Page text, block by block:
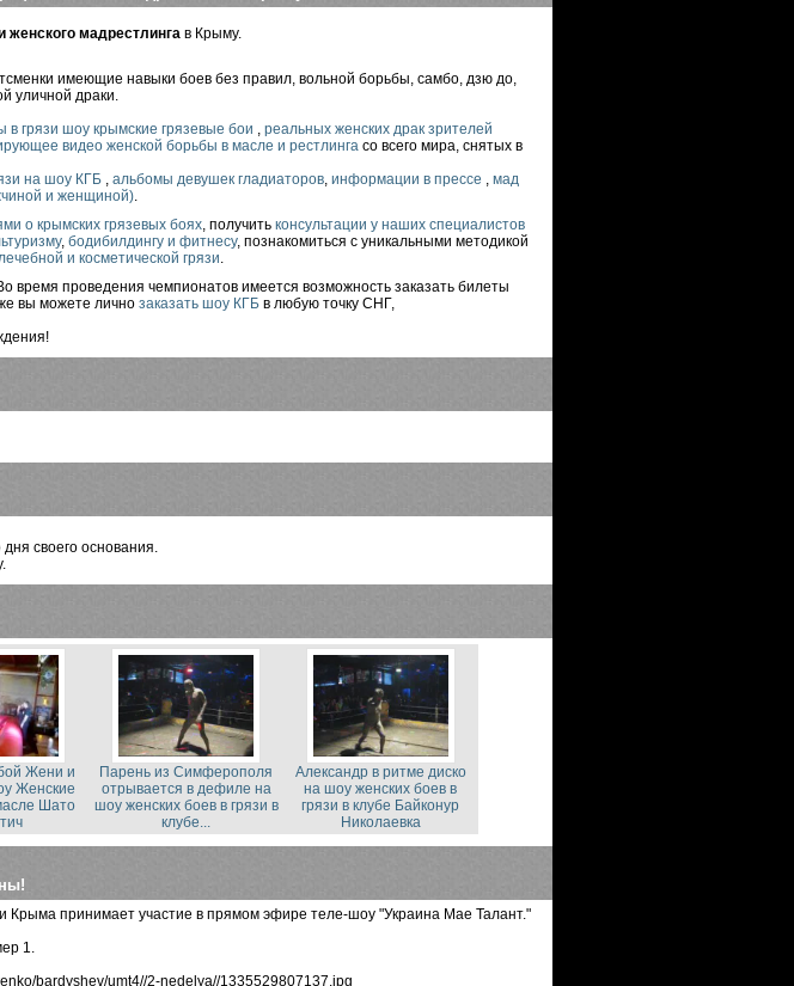
женского мадрестлинга в Крыму.
имеющие навыки боев без правил, вольной борьбы, самбо, дзю до,
уличной драки.
в грязи шоу крымские грязевые бои , реальных женских драк зрителей
видео женской борьбы в масле и рестлинга со всего мира, снятых в
на шоу КГБ , альбомы девушек гладиаторов, информации в прессе , мад
и женщиной).
о крымских грязевых боях, получить консультации у наших специалистов
, бодибилдингу и фитнесу, познакомиться с уникальными методикой
и косметической грязи.
время проведения чемпионатов имеется возможность заказать билеты
вы можете лично заказать шоу КГБ в любую точку СНГ,
своего основания.
Жени и
Женские
Шато
Парень из Симферополя
отрывается в дефиле на
шоу женских боев в грязи в
клубе...
Александр в ритме диско
на шоу женских боев в
грязи в клубе Байконур
Николаевка
Крыма принимает участие в прямом эфире теле-шоу "Украина Мае Талант."
1.